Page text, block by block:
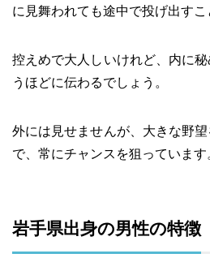
に見舞われても途中で投げ出すこ
控えめで大人しいけれど、内に
うほどに伝わるでしょう。
外には見せませんが、大きな野
で、常にチャンスを狙っています
岩手県出身の男性の特徴